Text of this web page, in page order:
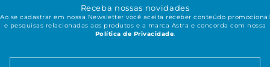
Receba nossas novidades
Ao se cadastrar em nossa Newsletter você aceita receber conteúdo promocional
e pesquisas relacionadas aos produtos e a marca Astra e concorda com nossa
Política de Privacidade